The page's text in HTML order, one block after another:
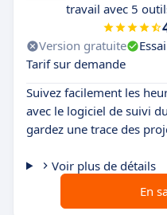
travail avec 5
Version gratuite
Tarif sur demande
Suivez facilement les
avec le logiciel de suivi
gardez une trace des
Voir plus de détails
En